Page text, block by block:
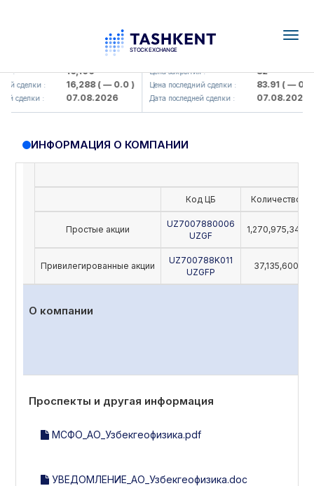
: 16,100
сделки : 16,288( — 0.0 )
сделки : 07.08.2026
KFSK (<Kafolat sug'urta
Цена закрытия : 82
Цена последний сделки : 83.91( — 0.0 )
Дата последней сделки : 07.08.2026
ИНФОРМАЦИЯ О КОМПАНИИ
Код ЦБ Количество
Простые акции
UZ7007880006
UZGF
1,270,975,342
Привилегированные акции
UZ700788K011
UZGFP
37,135,600
О компании
Проспекты и другая информация
МСФО_АО_Узбекгеофизика.pdf
УВЕДОМЛЕНИЕ_АО_Узбекгеофизика.doc